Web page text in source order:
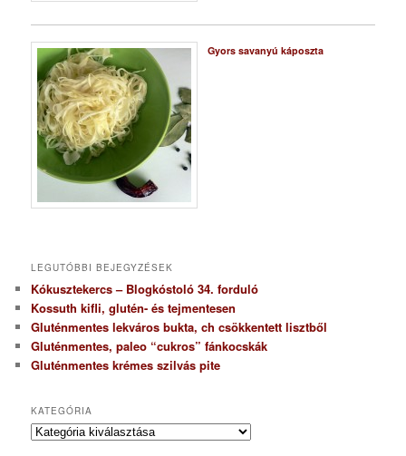
Gyors savanyú káposzta
LEGUTÓBBI BEJEGYZÉSEK
Kókusztekercs – Blogkóstoló 34. forduló
Kossuth kifli, glutén- és tejmentesen
Gluténmentes lekváros bukta, ch csökkentett lisztből
Gluténmentes, paleo “cukros” fánkocskák
Gluténmentes krémes szilvás pite
KATEGÓRIA
K